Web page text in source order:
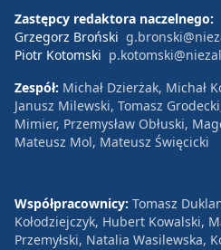
Zastępcy redaktora naczelnego:
Grzegorz Broński
Piotr Kotomski
Zespół: Michał Dzierżak, Michał
Janusz Milewski, Tomasz
Mimier, Przemysław Obłuski,
Mateusz Mol, Mateusz Święcicki
Współpracownicy: Tomasz
Kołodziejczyk, Hubert Kowalski,
Przemyłski, Natalia Wasilewska,